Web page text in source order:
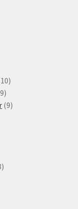
1010
99
produktů
99
8